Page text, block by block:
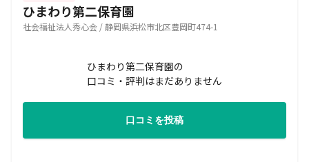
ひまわり第二保育園
社会福祉法人秀心会 / 静岡県浜松市北区豊岡町474-1
ひまわり第二保育園の
口コミ・評判はまだありません
口コミを投稿